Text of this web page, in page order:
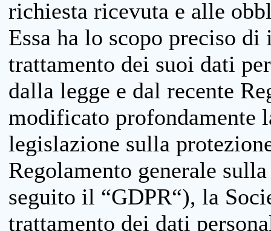
richiesta ricevuta e alle
Essa ha lo scopo preciso
trattamento dei suoi dati
dalla legge e dal recente
modificato profondamente
legislazione sulla
Regolamento generale
seguito il “GDPR“), la
trattamento dei dati